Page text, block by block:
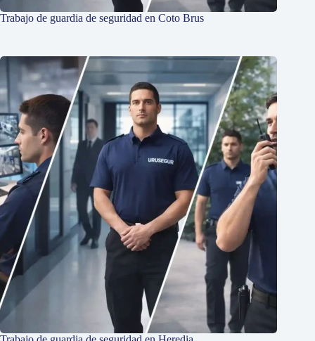
Trabajo de guardia de seguridad en Coto Brus